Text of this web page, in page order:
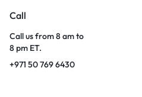
Call
Call us from 8 am to
8 pm ET.
+971 50 769 6430